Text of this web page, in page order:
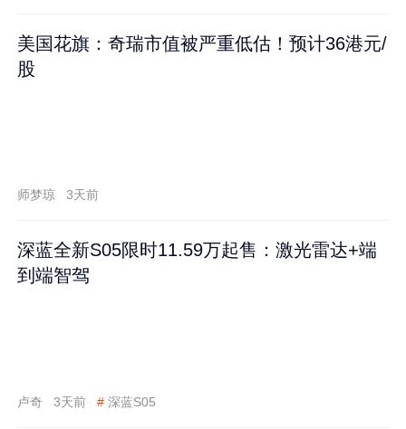
美国花旗：奇瑞市值被严重低估！预计36港元/
股
师梦琼 3天前
深蓝全新S05限时11.59万起售：激光雷达+端
到端智驾
卢奇 3天前 # 深蓝S05